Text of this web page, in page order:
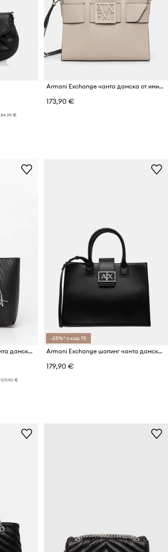
84,99 €
Armani Exchange чанта дамска от имитация на кожа
173,90 €
Armani Exchange шопинг чанта дамска от имитация на кожа
109,90 €
-25%* с код: FS
Armani Exchange шопинг чанта дамска от имитация на кожа
179,90 €